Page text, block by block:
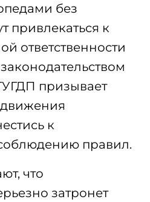
без
привлекаться к
ответственности
призывает
движения
к
правил.
что
затронет